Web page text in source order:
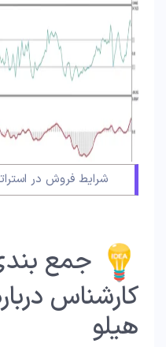
شرایط فروش در
جمع
کارشناس
هیلو